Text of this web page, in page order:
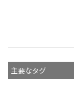
主要なタグ